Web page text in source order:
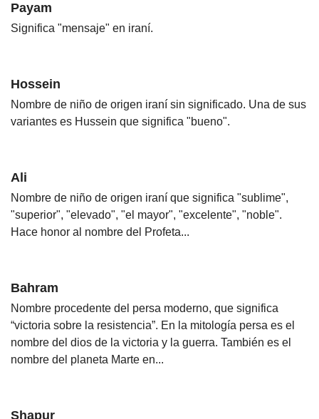
Payam
Significa "mensaje" en iraní.
Hossein
Nombre de niño de origen iraní sin significado. Una de sus
variantes es Hussein que significa "bueno".
Ali
Nombre de niño de origen iraní que significa "sublime",
"superior", "elevado", "el mayor", "excelente", "noble".
Hace honor al nombre del Profeta...
Bahram
Nombre procedente del persa moderno, que significa
“victoria sobre la resistencia”. En la mitología persa es el
nombre del dios de la victoria y la guerra. También es el
nombre del planeta Marte en...
Shapur